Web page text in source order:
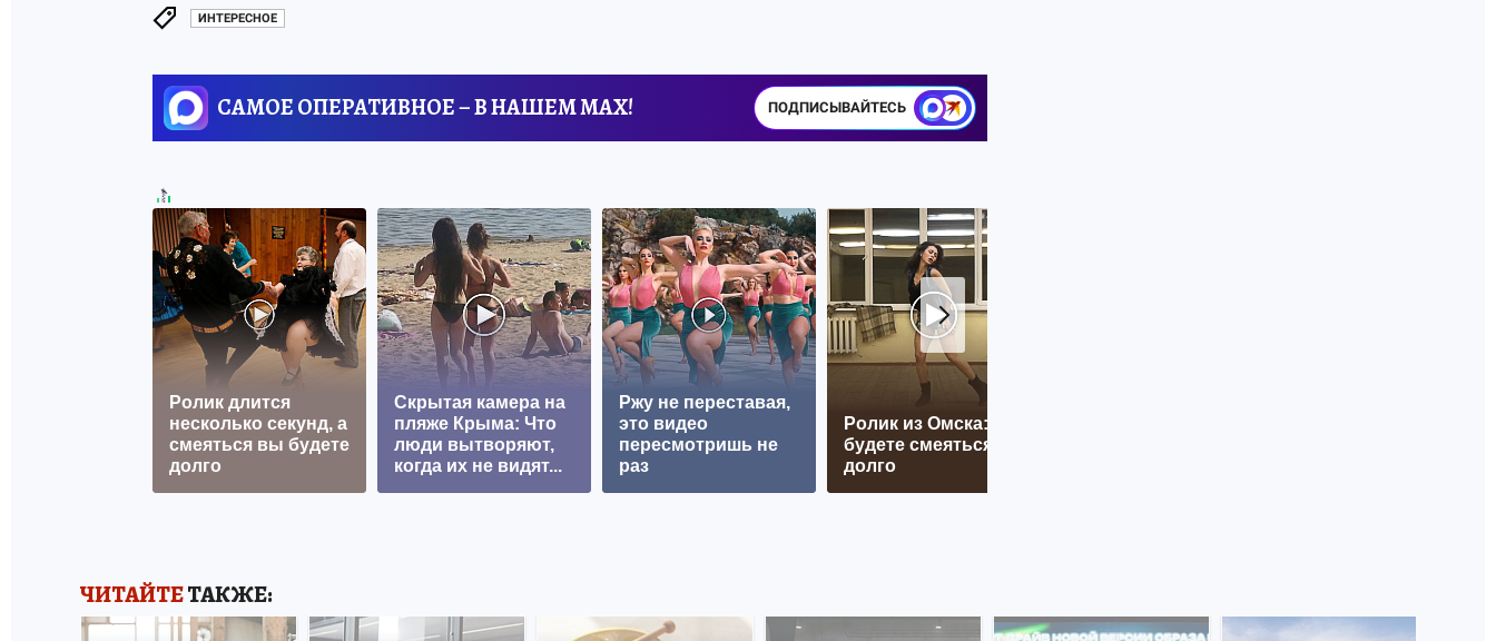
ИНТЕРЕСНОЕ
САМОЕ ОПЕРАТИВНОЕ – В НАШЕМ MAX! ПОДПИСЫВАЙТЕСЬ
Ролик длится
несколько секунд, а
смеяться вы будете
долго
Скрытая камера на
пляже Крыма: Что
люди вытворяют,
когда их не видят...
Ржу не переставая,
это видео
пересмотришь не
раз
Ролик из Омска: вы
будете смеяться
долго
ЧИТАЙТЕТАКЖЕ: